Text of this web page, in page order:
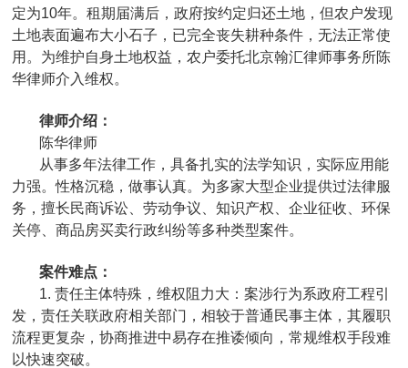
定为10年。租期届满后，政府按约定归还土地，但农户发现
土地表面遍布大小石子，已完全丧失耕种条件，无法正常使
用。为维护自身土地权益，农户委托北京翰汇律师事务所陈
华律师介入维权。
律师介绍：
陈华律师
从事多年法律工作，具备扎实的法学知识，实际应用能
力强。性格沉稳，做事认真。为多家大型企业提供过法律服
务，擅长民商诉讼、劳动争议、知识产权、企业征收、环保
关停、商品房买卖行政纠纷等多种类型案件。
案件难点：
1. 责任主体特殊，维权阻力大：案涉行为系政府工程引
发，责任关联政府相关部门，相较于普通民事主体，其履职
流程更复杂，协商推进中易存在推诿倾向，常规维权手段难
以快速突破。